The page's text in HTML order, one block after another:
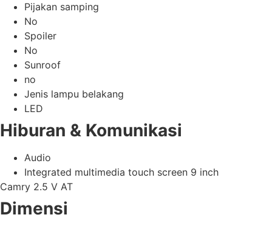
Pijakan samping
No
Spoiler
No
Sunroof
no
Jenis lampu belakang
LED
Hiburan & Komunikasi
Audio
Integrated multimedia touch screen 9 inch
Camry 2.5 V AT
Dimensi